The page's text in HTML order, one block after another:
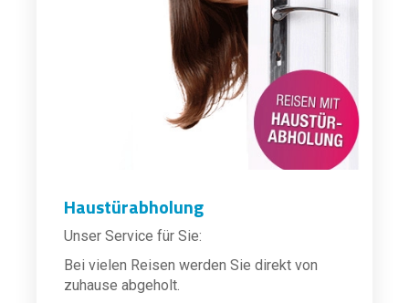
Haustürabholung
Unser Service für Sie:
Bei vielen Reisen werden Sie direkt von
zuhause abgeholt.